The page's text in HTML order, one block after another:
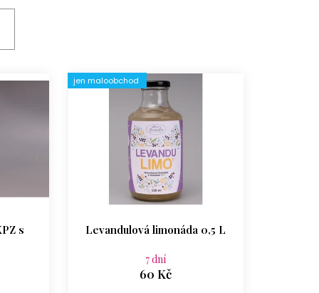
s
jen maloobchod
Levandulová limonáda 0,5 L
7 dní
60 Kč